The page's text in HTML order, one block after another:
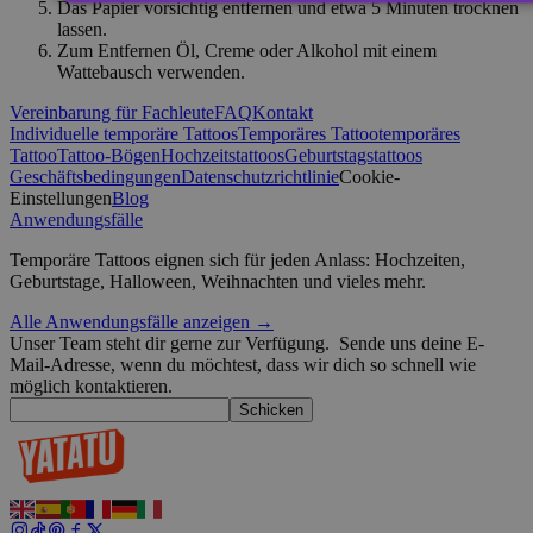
Das Papier vorsichtig entfernen und etwa 5 Minuten trocknen
lassen.
Zum Entfernen Öl, Creme oder Alkohol mit einem
Wattebausch verwenden.
Vereinbarung für FachleuteFAQKontakt
Individuelle temporäre TattoosTemporäres Tattootemporäres
TattooTattoo-BögenHochzeitstattoosGeburtstagstattoos
GeschäftsbedingungenDatenschutzrichtlinieCookie-
EinstellungenBlog
Anwendungsfälle
Temporäre Tattoos eignen sich für jeden Anlass: Hochzeiten,
Geburtstage, Halloween, Weihnachten und vieles mehr.
Alle Anwendungsfälle anzeigen →
Unser Team steht dir gerne zur Verfügung. Sende uns deine E-
Mail-Adresse, wenn du möchtest, dass wir dich so schnell wie
möglich kontaktieren.
Schicken
Unbedingt erforderlich Performance
Unbedingt erforderliche Cookies ermöglichen wesentliche
die Benutzeranmeldung und die Kontoverwaltung. Ohne die
Cookies kann die Website nicht ordnungsgemäß verwendet
Name
_tt_enable_cookie .yatatu.com
2 Monate 4
Wochen
CookieScriptConsent
CookieScript
.yatatu.com
4 Wochen 2
Tage
Google-Datenschutzerklärung